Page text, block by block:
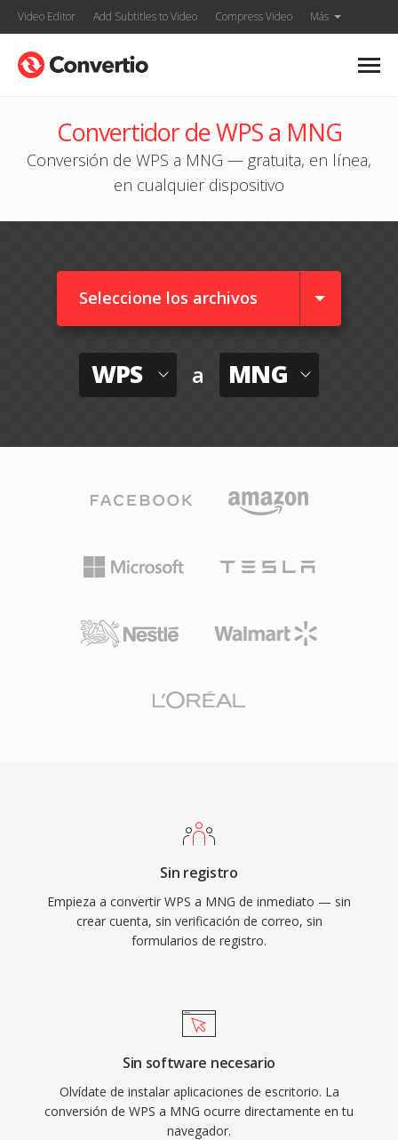
Video Editor Add Subtitles to Video Compress Video Más
Convertidor de WPS a MNG
Conversión de WPS a MNG — gratuita, en línea,
en cualquier dispositivo
Seleccione los archivos
WPS a MNG
Sin registro
Empieza a convertir WPS a MNG de inmediato — sin
crear cuenta, sin verificación de correo, sin
formularios de registro.
Sin software necesario
Olvídate de instalar aplicaciones de escritorio. La
conversión de WPS a MNG ocurre directamente en tu
navegador.